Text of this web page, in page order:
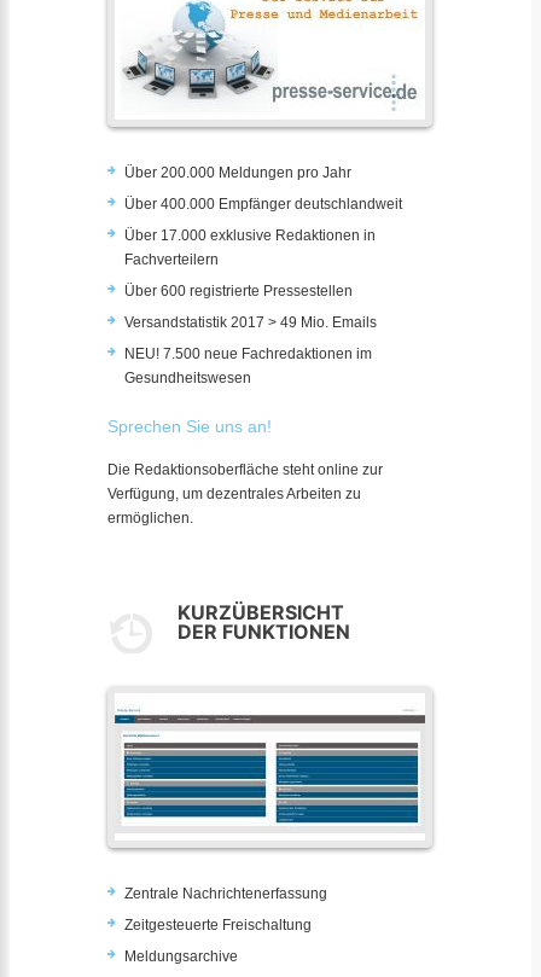
Über 200.000 Meldungen pro Jahr
Über 400.000 Empfänger deutschlandweit
Über 17.000 exklusive Redaktionen in
Fachverteilern
Über 600 registrierte Pressestellen
Versandstatistik 2017 > 49 Mio. Emails
NEU! 7.500 neue Fachredaktionen im
Gesundheitswesen
Sprechen Sie uns an!
Die Redaktionsoberfläche steht online zur
Verfügung, um dezentrales Arbeiten zu
ermöglichen.
KURZÜBERSICHT
DER FUNKTIONEN
Zentrale Nachrichtenerfassung
Zeitgesteuerte Freischaltung
Meldungsarchive